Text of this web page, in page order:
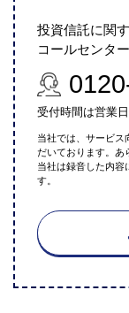
投資信託に関
コールセンタ
受付時間は営業
当社では、サービス
だいております。あ
当社は録音した内容
す。